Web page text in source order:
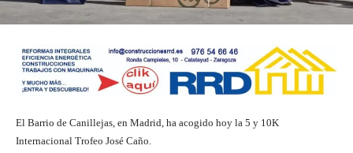
El Barrio de Canillejas, en Madrid, ha acogido hoy la 5 y 10K
Internacional Trofeo José Caño.